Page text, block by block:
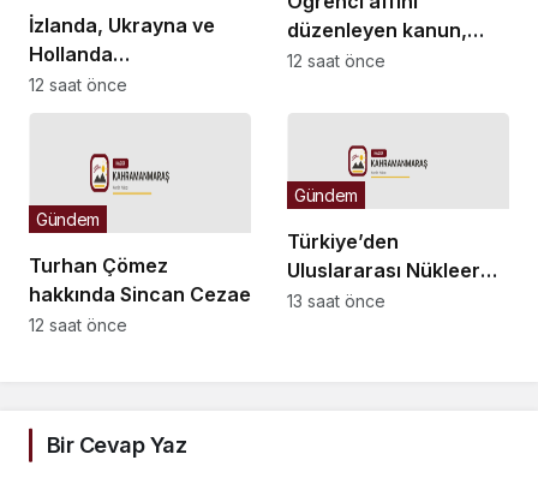
İzlanda, Ukrayna ve
Hollanda
büyükelçilikleri ile BM
Cenevre Ofisi Daimi
12 saat önce
düzenleyen kanun,
Resmi Gazete’de
12 saat önce
Turhan Çömez
hakkında Sincan Cezaevi’nde
isyan çıktığı yönündeki
Gündem
12 saat önce
Türkiye’den
Uluslararası Nükleer
Bilim Olimpiyatı’nda 1
Gündem
13 saat önce
Bir Cevap Yaz